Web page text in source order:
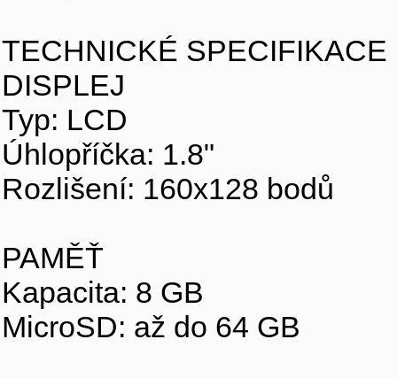
TECHNICKÉ SPECIFIKACE
DISPLEJ
Typ: LCD
Úhlopříčka: 1.8"
Rozlišení: 160x128 bodů
PAMĚŤ
Kapacita: 8 GB
MicroSD: až do 64 GB